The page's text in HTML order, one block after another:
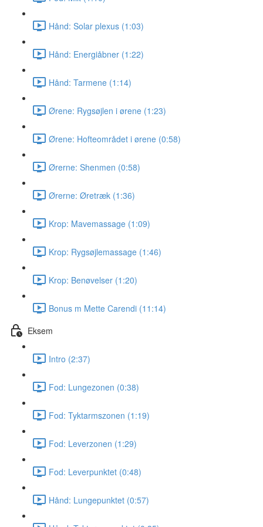
Hånd: Solar plexus (1:03)
Hånd: Energiåbner (1:22)
Hånd: Tarmene (1:14)
Ørene: Rygsøjlen i ørene (1:23)
Ørene: Hofteområdet i ørene (0:58)
Ørerne: Shenmen (0:58)
Ørerne: Øretræk (1:36)
Krop: Mavemassage (1:09)
Krop: Rygsøjlemassage (1:46)
Krop: Benøvelser (1:20)
Bonus m Mette Carendi (11:14)
Eksem
Intro (2:37)
Fod: Lungezonen (0:38)
Fod: Tyktarmszonen (1:19)
Fod: Leverzonen (1:29)
Fod: Leverpunktet (0:48)
Hånd: Lungepunktet (0:57)